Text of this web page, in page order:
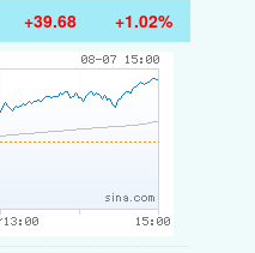
+39.68 +1.02%